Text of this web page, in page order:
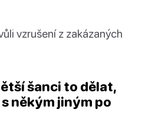
vzrušení z zakázaných
šanci to dělat,
někým jiným po